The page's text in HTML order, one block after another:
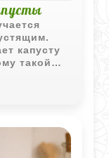
капусту
такой